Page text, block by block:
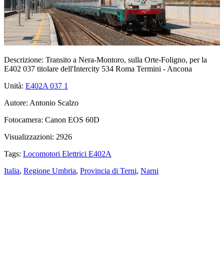
Descrizione: Transito a Nera-Montoro, sulla Orte-Foligno, per la
E402 037 titolare dell'Intercity 534 Roma Termini - Ancona
Unità: E402A 037 1
Autore: Antonio Scalzo
Fotocamera: Canon EOS 60D
Visualizzazioni: 2926
Tags: Locomotori Elettrici E402A
Italia, Regione Umbria, Provincia di Terni, Narni